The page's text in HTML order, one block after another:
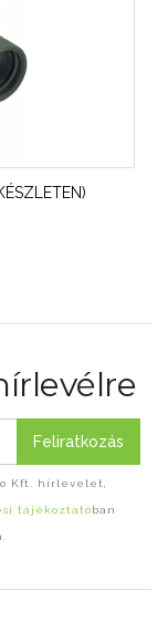
Feliratkozás
Kft. hírlevelet,
tájékoztatóban